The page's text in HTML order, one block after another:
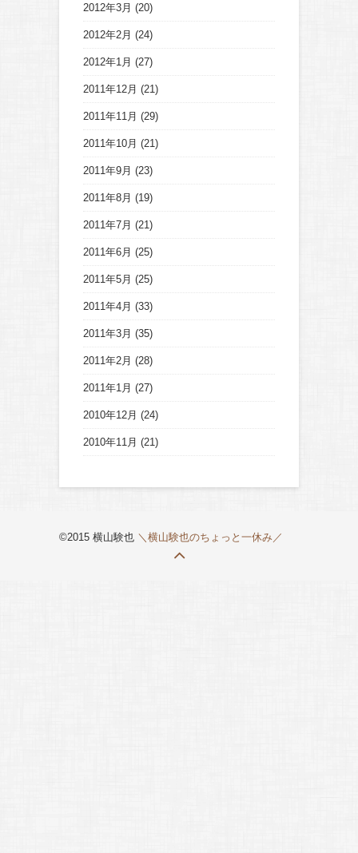
2012年3月 (20)
2012年2月 (24)
2012年1月 (27)
2011年12月 (21)
2011年11月 (29)
2011年10月 (21)
2011年9月 (23)
2011年8月 (19)
2011年7月 (21)
2011年6月 (25)
2011年5月 (25)
2011年4月 (33)
2011年3月 (35)
2011年2月 (28)
2011年1月 (27)
2010年12月 (24)
2010年11月 (21)
©2015 横山験也 ＼横山験也のちょっと一休み／